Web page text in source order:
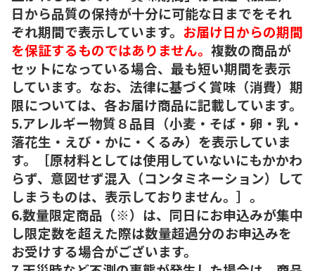
日から品質の保持が十分に可能な日までをそれ
ぞれ期間で表示しています。 お届け日からの期間
を保証するものではありません。 複数の商品が
セットになっている場合、最も短い期間を表示
しています。なお、法律に基づく賞味（消費）期
限については、各お届け商品に記載しています。
5.アレルギー物質８品目（小麦・そば・卵・乳・
落花生・えび・かに・くるみ）を表示していま
す。［原材料としては使用していないにもかかわ
らず、意図せず混入（コンタミネーション）して
しまうものは、表示しておりません。］。
6.数量限定商品（※）は、同日にお申込みが集中
し限定数を超えた際は数量超過分のお申込みを
お受けする場合がございます。